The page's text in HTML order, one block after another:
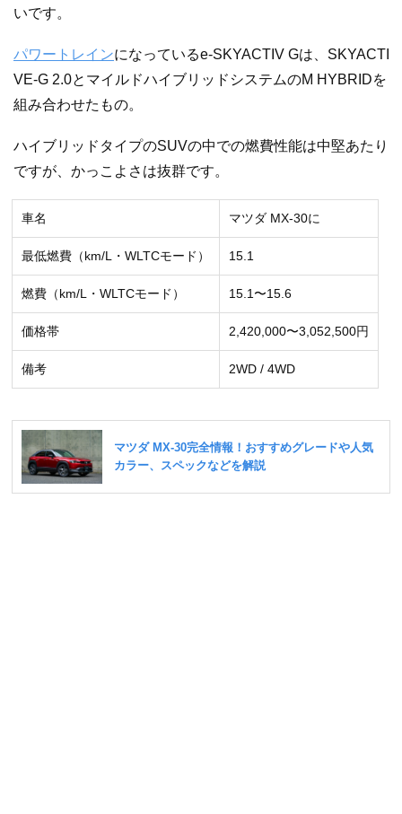
いです。
パワートレインになっているe-SKYACTIV Gは、SKYACTI
VE-G 2.0とマイルドハイブリッドシステムのM HYBRIDを
組み合わせたもの。
ハイブリッドタイプのSUVの中での燃費性能は中堅あたり
ですが、かっこよさは抜群です。
車名 マツダ MX-30に
最低燃費（km/L・WLTCモード） 15.1
燃費（km/L・WLTCモード） 15.1〜15.6
価格帯 2,420,000〜3,052,500円
備考 2WD / 4WD